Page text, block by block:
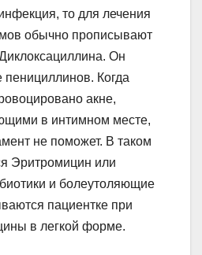
то для лечения
обычно прописывают
Он
пенициллинов. Когда
акне,
в интимном месте,
не поможет. В таком
Эритромицин или
и болеутоляющие
пациентке при
в легкой форме.